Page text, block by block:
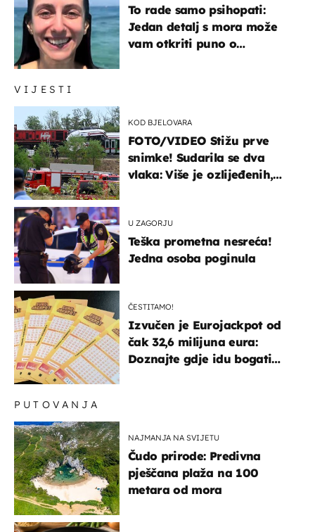
VIJESTI
KOD BJELOVARA
FOTO/VIDEO Stižu prve
snimke! Sudarila se dva
vlaka: Više je ozlijeđenih,
U ZAGORJU
Teška prometna nesreća!
Jedna osoba poginula
ČESTITAMO!
Izvučen je Eurojackpot od
čak 32,6 milijuna eura:
Doznajte gdje idu bogati
To rade samo psihopati:
Jedan detalj s mora može
vam otkriti puno o
PUTOVANJA
NAJMANJA NA SVIJETU
Čudo prirode: Predivna
pješčana plaža na 100
metara od mora